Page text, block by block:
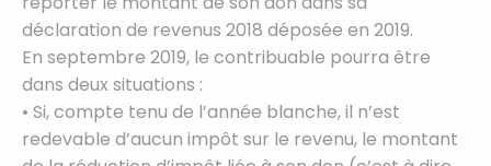
déclaration de revenus 2018 déposée en 2019.
En septembre 2019, le contribuable pourra être
dans deux situations :
• Si, compte tenu de l’année blanche, il n’est
redevable d’aucun impôt sur le revenu, le montant